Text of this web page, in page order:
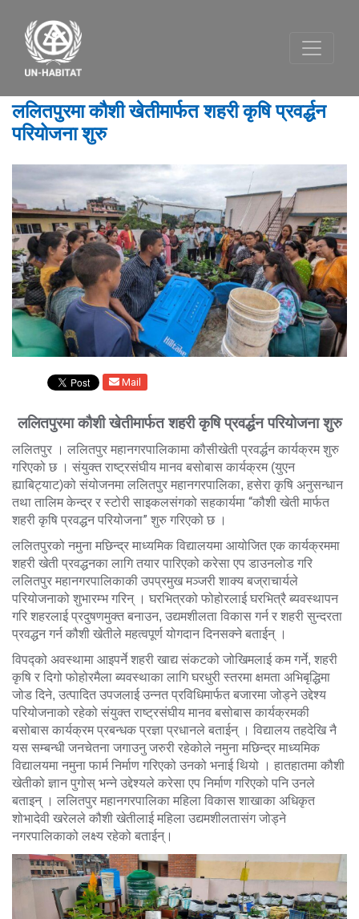
ललितपुरमा कौशी खेतीमार्फत शहरी कृषि प्रवर्द्धन
परियोजना शुरु
Mail
ललितपुरमा कौशी खेतीमार्फत शहरी कृषि प्रवर्द्धन परियोजना शुरु
ललितपुर । ललितपुर महानगरपालिकामा कौसीखेती प्रवर्द्धन कार्यक्रम शुरु
गरिएको छ । संयुक्त राष्ट्रसंघीय मानव बसोबास कार्यक्रम (युएन
ह्याबिट्याट)को संयोजनमा ललितपुर महानगरपालिका, हसेरा कृषि अनुसन्धान
तथा तालिम केन्द्र र स्टोरी साइकलसंगको सहकार्यमा “कौशी खेती मार्फत
शहरी कृषि प्रवद्धन परियोजना” शुरु गरिएको छ ।
ललितपुरको नमुना मछिन्द्र माध्यमिक विद्यालयमा आयोजित एक कार्यक्रममा
शहरी खेती प्रवद्धनका लागि तयार पारिएको करेसा एप डाउनलोड गरि
ललितपुर महानगरपालिकाकी उपप्रमुख मञ्जरी शाक्य बज्राचार्यले
परियोजनाको शुभारम्भ गरिन् । घरभित्रको फोहोरलाई घरभित्रै ब्यवस्थापन
गरि शहरलाई प्रदुषणमुक्त बनाउन, उद्यमशीलता विकास गर्न र शहरी सुन्दरता
प्रवद्धन गर्न कौशी खेतीले महत्वपूर्ण योगदान दिनसक्ने बताईन् ।
विपद्को अवस्थामा आइपर्ने शहरी खाद्य संकटको जोखिमलाई कम गर्ने, शहरी
कृषि र दिगो फोहोरमैला ब्यवस्थाका लागि घरधुरी स्तरमा क्षमता अभिबृद्धिमा
जोड दिने, उत्पादित उपजलाई उन्नत प्रविधिमार्फत बजारमा जोड्ने उद्देश्य
परियोजनाको रहेको संयुक्त राष्ट्रसंघीय मानव बसोबास कार्यक्रमकी
बसोबास कार्यक्रम प्रबन्धक प्रज्ञा प्रधानले बताईन् । विद्यालय तहदेखि नै
यस सम्बन्धी जनचेतना जगाउनु जरुरी रहेकोले नमुना मछिन्द्र माध्यमिक
विद्यालयमा नमुना फार्म निर्माण गरिएको उनको भनाई थियो । हातहातमा कौशी
खेतीको ज्ञान पुगोस् भन्ने उद्देश्यले करेसा एप निर्माण गरिएको पनि उनले
बताइन् । ललितपुर महानगरपालिका महिला विकास शाखाका अधिकृत
शोभादेवी खरेलले कौशी खेतीलाई महिला उद्यमशीलतासंग जोड्ने
नगरपालिकाको लक्ष्य रहेको बताईन्।